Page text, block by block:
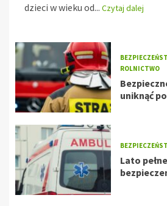
dzieci w wieku od... Czytaj dalej
ROLNICTWO
uniknąć
Lato